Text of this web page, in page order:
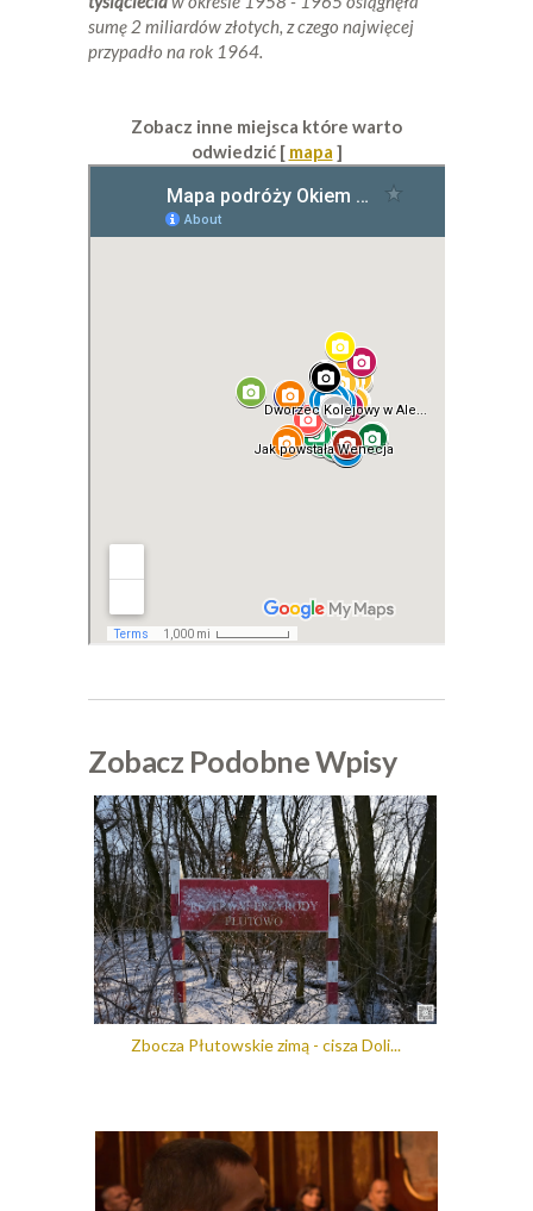
sumę 2 miliardów złotych, z czego najwięcej
przypadło na rok 1964.
Zobacz inne miejsca które warto
odwiedzić [ mapa ]
Zobacz Podobne Wpisy
Zbocza Płutowskie zimą - cisza Doli...